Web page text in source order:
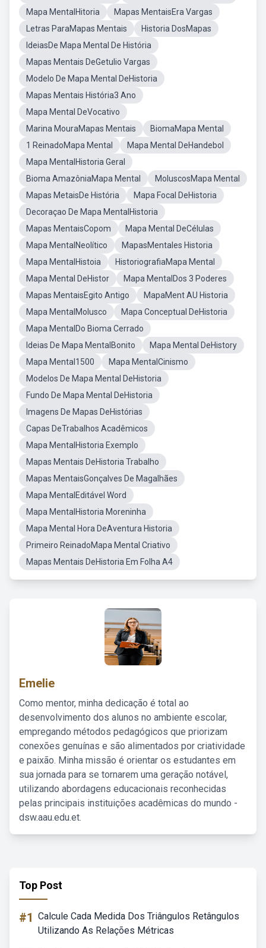
Mapa MentalHitoria
Mapas MentaisEra Vargas
Letras ParaMapas Mentais
Historia DosMapas
IdeiasDe Mapa Mental De História
Mapas Mentais DeGetulio Vargas
Modelo De Mapa Mental DeHistoria
Mapas Mentais História3 Ano
Mapa Mental DeVocativo
Marina MouraMapas Mentais
BiomaMapa Mental
1 ReinadoMapa Mental
Mapa Mental DeHandebol
Mapa MentalHistoria Geral
Bioma AmazôniaMapa Mental
MoluscosMapa Mental
Mapas MetaisDe História
Mapa Focal DeHistoria
Decoraçao De Mapa MentalHistoria
Mapas MentaisCopom
Mapa Mental DeCélulas
Mapa MentalNeolítico
MapasMentales Historia
Mapa MentalHistoia
HistoriografiaMapa Mental
Mapa Mental DeHistor
Mapa MentalDos 3 Poderes
Mapas MentaisEgito Antigo
MapaMent AU Historia
Mapa MentalMolusco
Mapa Conceptual DeHistoria
Mapa MentalDo Bioma Cerrado
Ideias De Mapa MentalBonito
Mapa Mental DeHistory
Mapa Mental1500
Mapa MentalCinismo
Modelos De Mapa Mental DeHistoria
Fundo De Mapa Mental DeHistoria
Imagens De Mapas DeHistórias
Capas DeTrabalhos Acadêmicos
Mapa MentalHistoria Exemplo
Mapas Mentais DeHistoria Trabalho
Mapas MentaisGonçalves De Magalhães
Mapa MentalEditável Word
Mapa MentalHistoria Moreninha
Mapa Mental Hora DeAventura Historia
Primeiro ReinadoMapa Mental Criativo
Mapas Mentais DeHistoria Em Folha A4
Emelie
Como mentor, minha dedicação é total ao
desenvolvimento dos alunos no ambiente escolar,
empregando métodos pedagógicos que priorizam
conexões genuínas e são alimentados por criatividade
e paixão. Minha missão é orientar os estudantes em
sua jornada para se tornarem uma geração notável,
utilizando abordagens educacionais reconhecidas
pelas principais instituições acadêmicas do mundo -
dsw.aau.edu.et.
Top Post
#1 Calcule Cada Medida Dos Triângulos Retângulos
Utilizando As Relações Métricas